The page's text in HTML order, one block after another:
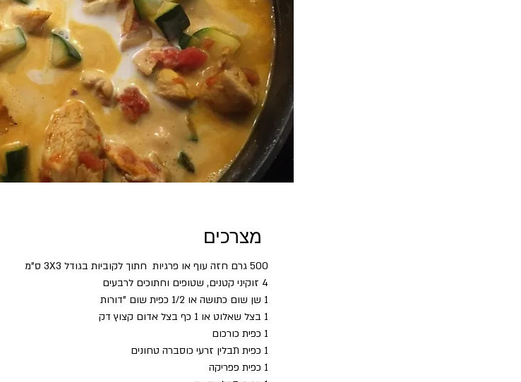
מצרכים
500 גרם חזה עוף או פרגיות  חתוך לקוביות בגודל 3X3 ס"מ
4 זוקיני קטנים, שטופים וחתוכים לרבעים
1 שן שום כתושה או 1/2 כפית שום "דורות
1 בצל שאלוט או 1 כף בצל אדום קצוץ דק
1 כפית כורכום
1 כפית תבלין זרעי כוסברה טחונים
1 כפית פפריקה